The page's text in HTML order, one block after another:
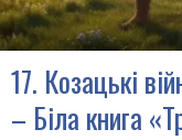
17. Козацькі
– Біла книга